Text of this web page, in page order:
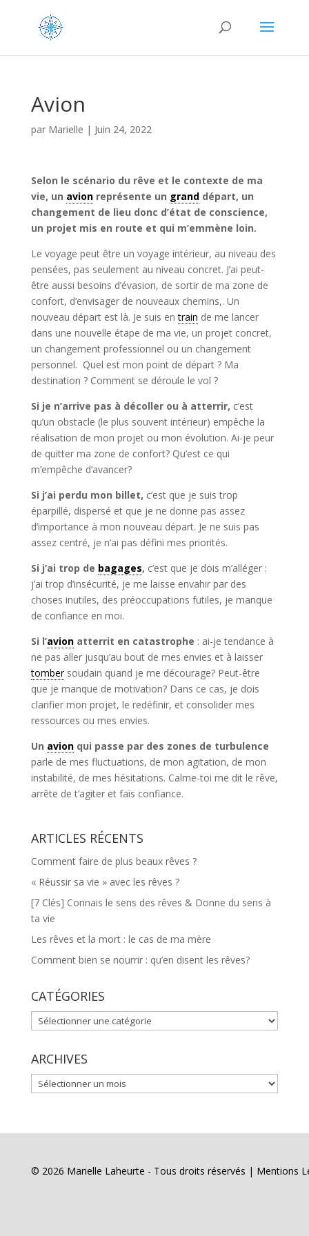
Avion
par Marielle | Juin 24, 2022
Selon le scénario du rêve et le contexte de ma
vie, un avionreprésente un granddépart, un
changement de lieu donc d’état de conscience,
un projet mis en route et qui m’emmène loin.
Le voyage peut être un voyage intérieur, au niveau des
pensées, pas seulement au niveau concret. J’ai peut-
être aussi besoins d’évasion, de sortir de ma zone de
confort, d’envisager de nouveaux chemins,. Un
nouveau départ est là. Je suis entrain de me lancer
dans une nouvelle étape de ma vie, un projet concret,
un changement professionnel ou un changement
personnel. Quel est mon point de départ ? Ma
destination ? Comment se déroule le vol ?
Si je n’arrive pas à décoller ou à atterrir, c’est
qu’un obstacle (le plus souvent intérieur) empêche la
réalisation de mon projet ou mon évolution. Ai-je peur
de quitter ma zone de confort? Qu’est ce qui
m’empêche d’avancer?
Si j’ai perdu mon billet, c’est que je suis trop
éparpillé, dispersé et que je ne donne pas assez
d’importance à mon nouveau départ. Je ne suis pas
assez centré, je n’ai pas défini mes priorités.
Si j’ai trop de bagages, c’est que je dois m’alléger :
j’ai trop d’insécurité, je me laisse envahir par des
choses inutiles, des préoccupations futiles, je manque
de confiance en moi.
Si l’avionatterrit en catastrophe : ai-je tendance à
ne pas aller jusqu’au bout de mes envies et à laisser
tombersoudain quand je me décourage? Peut-être
que je manque de motivation? Dans ce cas, je dois
clarifier mon projet, le redéfinir, et consolider mes
ressources ou mes envies.
Un avionqui passe par des zones de turbulence
parle de mes fluctuations, de mon agitation, de mon
instabilité, de mes hésitations. Calme-toi me dit le rêve,
arrête de t’agiter et fais confiance.
ARTICLES RÉCENTS
Comment faire de plus beaux rêves ?
« Réussir sa vie » avec les rêves ?
[7 Clés] Connais le sens des rêves & Donne du sens à
ta vie
Les rêves et la mort : le cas de ma mère
Comment bien se nourrir : qu’en disent les rêves?
CATÉGORIES
CATÉGORIES
ARCHIVES
ARCHIVES
© 2026 Marielle Laheurte - Tous droits réservés | Mentions